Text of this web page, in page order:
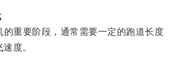
重要阶段，通常需要一定的跑道长度
度。